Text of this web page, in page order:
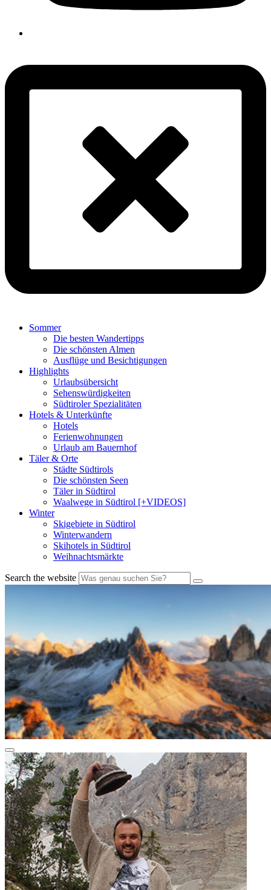
Sommer
Die besten Wandertipps
Die schönsten Almen
Ausflüge und Besichtigungen
Highlights
Urlaubsübersicht
Sehenswürdigkeiten
Südtiroler Spezialitäten
Hotels & Unterkünfte
Hotels
Ferienwohnungen
Urlaub am Bauernhof
Täler & Orte
Städte Südtirols
Die schönsten Seen
Täler in Südtirol
Waalwege in Südtirol [+VIDEOS]
Winter
Skigebiete in Südtirol
Winterwandern
Skihotels in Südtirol
Weihnachtsmärkte
Search the website